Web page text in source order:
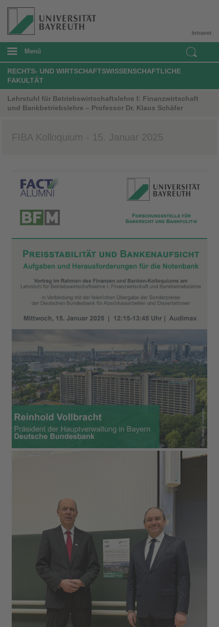
Intranet
Menü
RECHTS- UND WIRTSCHAFTSWISSENSCHAFTLICHE
FAKULTÄT
Lehrstuhl für Betriebswirtschaftslehre I: Finanzwirtschaft
und Bankbetriebslehre – Professor Dr. Klaus Schäfer
FIBA Kolloquium - 15. Januar 2025